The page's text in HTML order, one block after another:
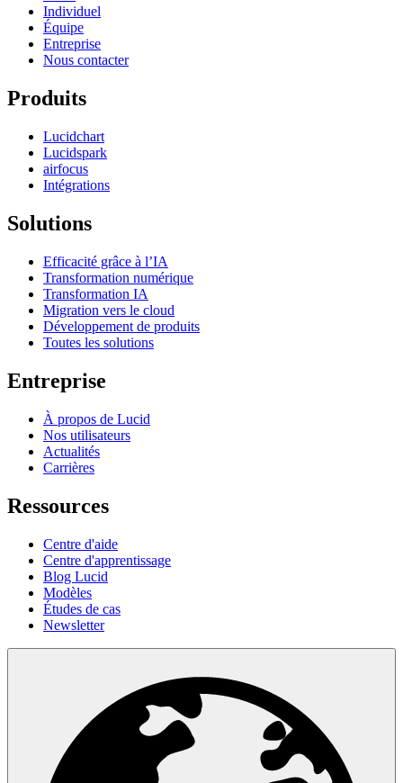
Individuel
Équipe
Entreprise
Nous contacter
Produits
Lucidchart
Lucidspark
airfocus
Intégrations
Solutions
Efficacité grâce à l’IA
Transformation numérique
Transformation IA
Migration vers le cloud
Développement de produits
Toutes les solutions
Entreprise
À propos de Lucid
Nos utilisateurs
Actualités
Carrières
Ressources
Centre d'aide
Centre d'apprentissage
Blog Lucid
Modèles
Études de cas
Newsletter